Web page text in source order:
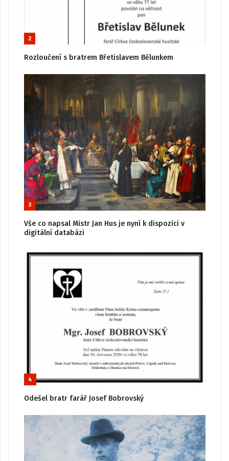
2
Rozloučení s bratrem Břetislavem Bělunkem
3
Vše co napsal Mistr Jan Hus je nyní k dispozici v
digitální databázi
4
Odešel bratr farář Josef Bobrovský